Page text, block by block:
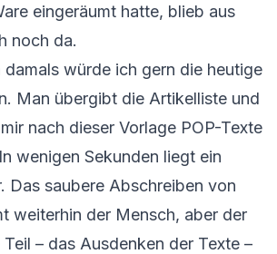
eingeräumt hatte, blieb aus
noch da.
damals würde ich gern die heutige
Man übergibt die Artikelliste und
nach dieser Vorlage POP-Texte
wenigen Sekunden liegt ein
Das saubere Abschreiben von
weiterhin der Mensch, aber der
– das Ausdenken der Texte –